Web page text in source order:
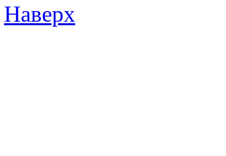
Наверх